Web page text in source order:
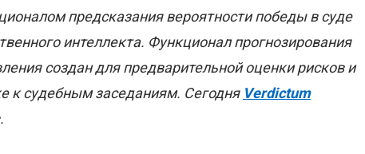
предсказания вероятности победы в суде
интеллекта. Функционал прогнозирования
создан для предварительной оценки рисков и
к судебным заседаниям. Сегодня Verdictum